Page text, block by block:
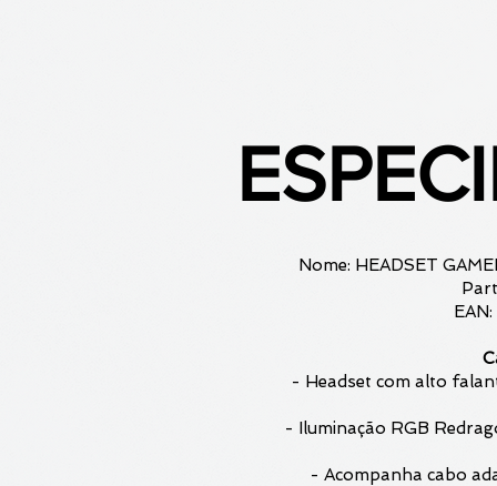
Nome: HEADSET
- Headset com alto
- Iluminação RGB
- Acompanha cabo